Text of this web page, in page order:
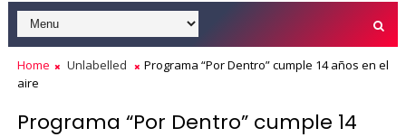
Home Unlabelled
Programa “Por Dentro” cumple 14 años en el
aire
Programa “Por Dentro” cumple 14